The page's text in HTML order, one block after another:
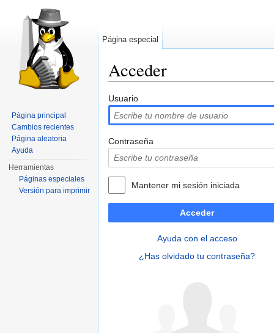
Acceder
Usuario
Contraseña
Mantener mi sesión iniciada
Acceder
Ayuda con el acceso
¿Has olvidado tu contraseña?
Página especial
Página principal
Cambios recientes
Página aleatoria
Ayuda
Herramientas
Páginas especiales
Versión para imprimir